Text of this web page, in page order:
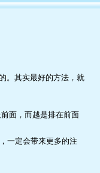
。其实最好的方法，就
面，而越是排在前面
一定会带来更多的注